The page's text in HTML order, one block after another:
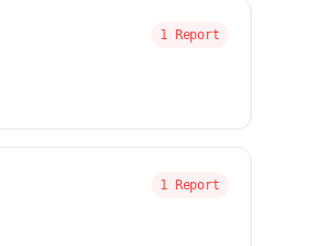
1 Report
1 Report